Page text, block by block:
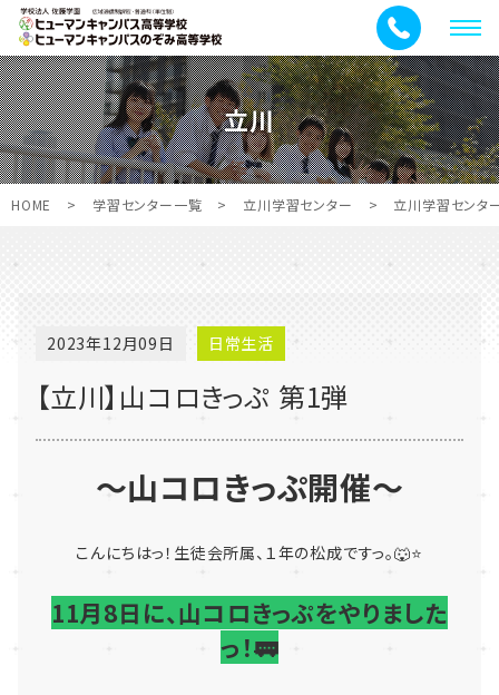
メ
ニ
ュ
ー
立川
HOME > 学習センター一覧 > 立川学習センター > 立川学習センタ
2023年12月09日 日常生活
【立川】山コロきっぷ 第1弾
～山コロきっぷ開催～
こんにちはっ！生徒会所属、１年の松成ですっ。🐺⭐
11月8日に、山コロきっぷをやりました
っ！🚃